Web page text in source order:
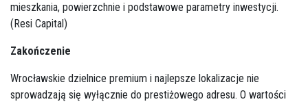
mieszkania, powierzchnie i podstawowe parametry inwestycji.
(Resi Capital)
Zakończenie
Wrocławskie dzielnice premium i najlepsze lokalizacje nie
sprowadzają się wyłącznie do prestiżowego adresu. O wartości